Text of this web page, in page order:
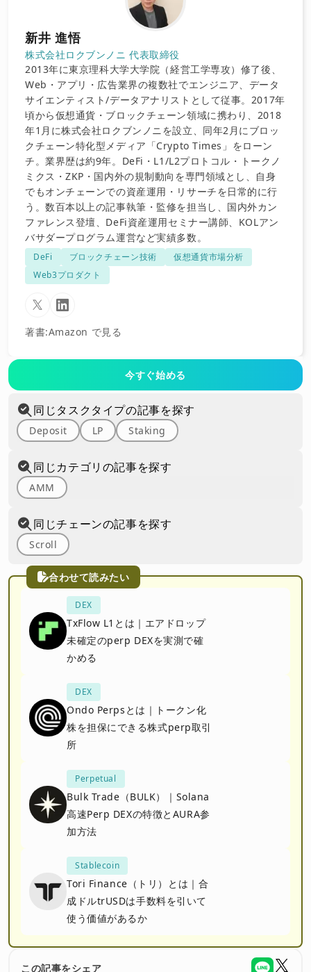
新井 進悟
株式会社ロクブンノニ 代表取締役
2013年に東京理科大学大学院（経営工学専攻）修了後、
Web・アプリ・広告業界の複数社でエンジニア、データ
サイエンティスト/データアナリストとして従事。2017年
頃から仮想通貨・ブロックチェーン領域に携わり、2018
年1月に株式会社ロクブンノニを設立、同年2月にブロッ
クチェーン特化型メディア「Crypto Times」をローン
チ。業界歴は約9年。DeFi・L1/L2プロトコル・トークノ
ミクス・ZKP・国内外の規制動向を専門領域とし、自身
でもオンチェーンでの資産運用・リサーチを日常的に行
う。数百本以上の記事執筆・監修を担当し、国内外カン
ファレンス登壇、DeFi資産運用セミナー講師、KOLアン
バサダープログラム運営など実績多数。
DeFi ブロックチェーン技術
仮想通貨市場分析
Web3プロダクト
著書:Amazon で見る
今すぐ始める
合わせて読みたい
DEX
TxFlow L1とは｜エアドロップ
未確定のperp DEXを実測で確
かめる
DEX
Ondo Perpsとは｜トークン化
株を担保にできる株式perp取引
所
Perpetual
Bulk Trade（BULK）｜Solana
高速Perp DEXの特徴とAURA参
加方法
Stablecoin
Tori Finance（トリ）とは｜合
成ドルtrUSDは手数料を引いて
使う価値があるか
同じタスクタイプの記事を探す
Deposit LP Staking
同じカテゴリの記事を探す
AMM
同じチェーンの記事を探す
Scroll
この記事をシェア